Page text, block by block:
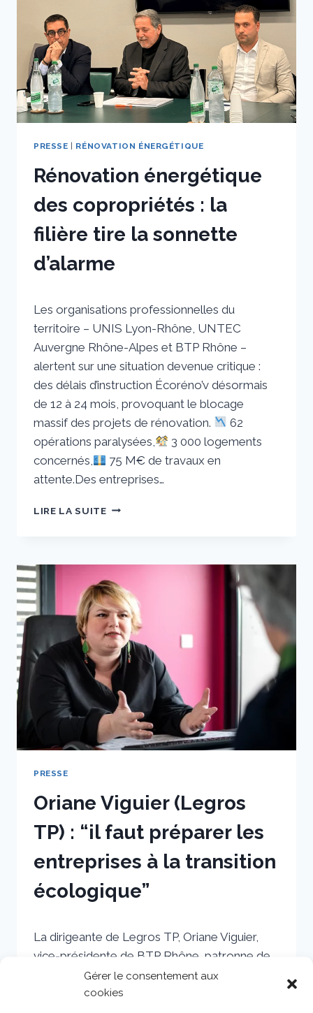
Gérer le consentement aux
cookies
VŒUX
BTP
RHÔNE
ET
MÉTROPOLE
PRESSE RÉNOVATION ÉNERGÉTIQUE
Rénovation énergétique
des copropriétés : la
filière tire la sonnette
d’alarme
sstradiotto
Les organisations professionnelles du
territoire – UNIS Lyon-Rhône, UNTEC
Auvergne Rhône-Alpes et BTP Rhône –
alertent sur une situation devenue critique :
des délais d’instruction Écoréno’v désormais
de 12 à 24 mois, provoquant le blocage
massif des projets de rénovation.
62
opérations paralysées,
3 000 logements
concernés,
75 M€ de travaux en
attente.Des entreprises…
LIRE LA SUITERÉNOVATION
:
LA
FILIÈRE
TIRE
LA
SONNETTE
D’ALARME
PRESSE
Oriane Viguier (Legros
TP) : “il faut préparer les
entreprises à la transition
écologique”
sstradiotto
La dirigeante de Legros TP, Oriane Viguier,
vice-présidente de BTP Rhône, patronne de
l’une de plus anciennes entreprises de France,
implantée à Rillieux-la-Pape près de Lyon,